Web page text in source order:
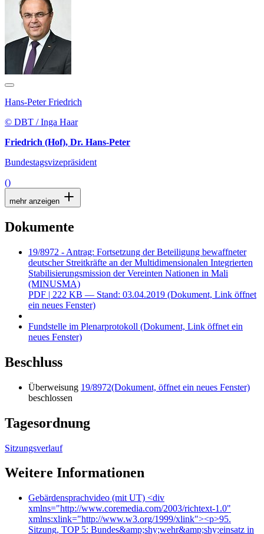
Hans-Peter Friedrich
© DBT / Inga Haar
Friedrich (Hof), Dr. Hans-Peter
Bundestagsvizepräsident
()
mehr anzeigen
Dokumente
19/8972 - Antrag: Fortsetzung der Beteiligung bewaffneter
deutscher Streitkräfte an der Multidimensionalen Integrierten
Stabilisierungsmission der Vereinten Nationen in Mali
(MINUSMA)
PDF | 222 KB — Stand: 03.04.2019 (Dokument, Link öffnet
ein neues Fenster)
Fundstelle im Plenarprotokoll (Dokument, Link öffnet ein
neues Fenster)
Beschluss
Überweisung 19/8972(Dokument, öffnet ein neues Fenster)
beschlossen
Tagesordnung
Sitzungsverlauf
Weitere Informationen
Gebärdensprachvideo (mit UT) <div
xmlns="http://www.coremedia.com/2003/richtext-1.0"
xmlns:xlink="http://www.w3.org/1999/xlink"><p>95.
Sitzung, TOP 5: Bundes&amp;shy;wehr&amp;shy;einsatz in